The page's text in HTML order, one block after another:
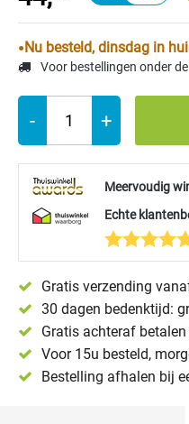
Nu besteld, dinsdag in
Voor bestellingen onder
- +
Meervoudig
Echte
Gratis verzending
30 dagen bedenktijd:
Gratis achteraf
Voor 15u besteld,
Bestelling afhalen bij